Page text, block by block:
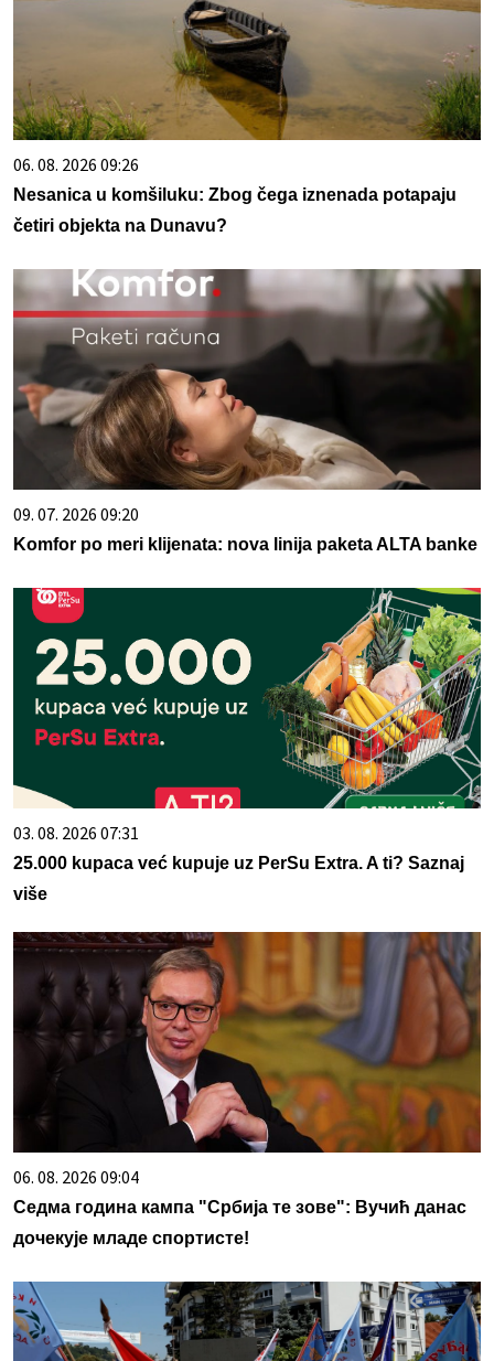
06. 08. 2026 09:26
Nesanica u komšiluku: Zbog čega iznenada potapaju
četiri objekta na Dunavu?
09. 07. 2026 09:20
Komfor po meri klijenata: nova linija paketa ALTA banke
03. 08. 2026 07:31
25.000 kupaca već kupuje uz PerSu Extra. A ti? Saznaj
više
06. 08. 2026 09:04
Седма година кампа "Србија те зове": Вучић данас
дочекује младе спортисте!